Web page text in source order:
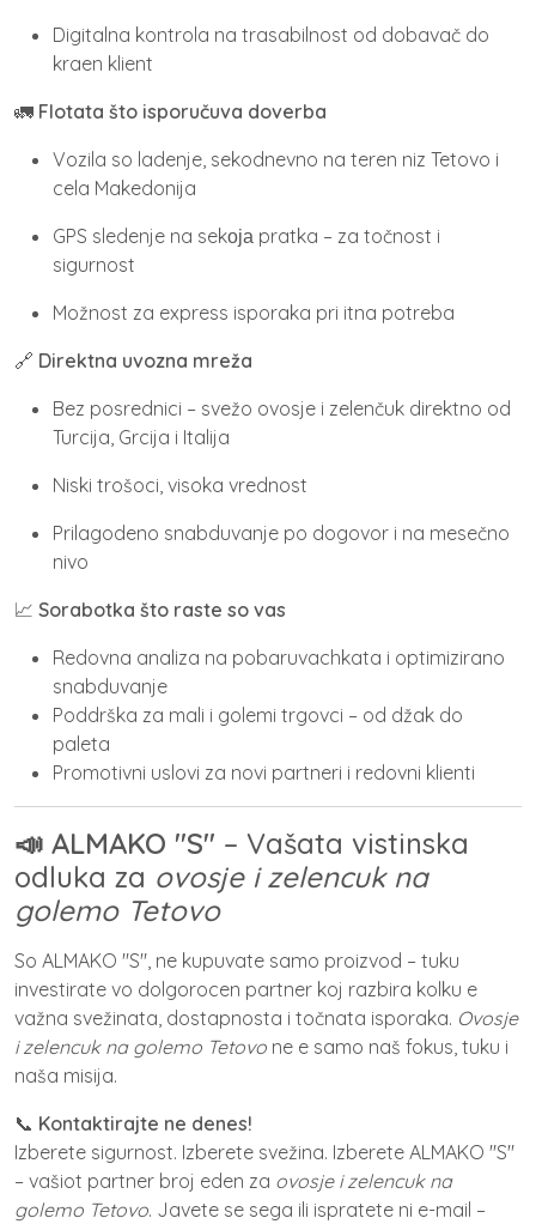
Digitalna kontrola na trasabilnost od dobavač do
kraen klient
🚛 Flotata što isporučuva doverba
Vozila so ladenje, sekodnevno na teren niz Tetovo i
cela Makedonija
GPS sledenje na sekоја pratka – za točnost i
sigurnost
Možnost za express isporaka pri itna potreba
🔗 Direktna uvozna mreža
Bez posrednici – svežo ovosje i zelenčuk direktno od
Turcija, Grcija i Italija
Niski trošoci, visoka vrednost
Prilagodeno snabduvanje po dogovor i na mesečno
nivo
📈 Sorabotka što raste so vas
Redovna analiza na pobaruvachkata i optimizirano
snabduvanje
Poddrška za mali i golemi trgovci – od džak do
paleta
Promotivni uslovi za novi partneri i redovni klienti
📣 ALMAKO "S" – Vašata vistinska
odluka za ovosje i zelencuk na
golemo Tetovo
So ALMAKO "S", ne kupuvate samo proizvod – tuku
investirate vo dolgorocen partner koj razbira kolku e
važna svežinata, dostapnosta i točnata isporaka. Ovosje
i zelencuk na golemo Tetovo ne e samo naš fokus, tuku i
naša misija.
📞 Kontaktirajte ne denes!
Izberete sigurnost. Izberete svežina. Izberete ALMAKO "S"
– vašiot partner broj eden za ovosje i zelencuk na
golemo Tetovo. Javete se sega ili ispratete ni e-mail –